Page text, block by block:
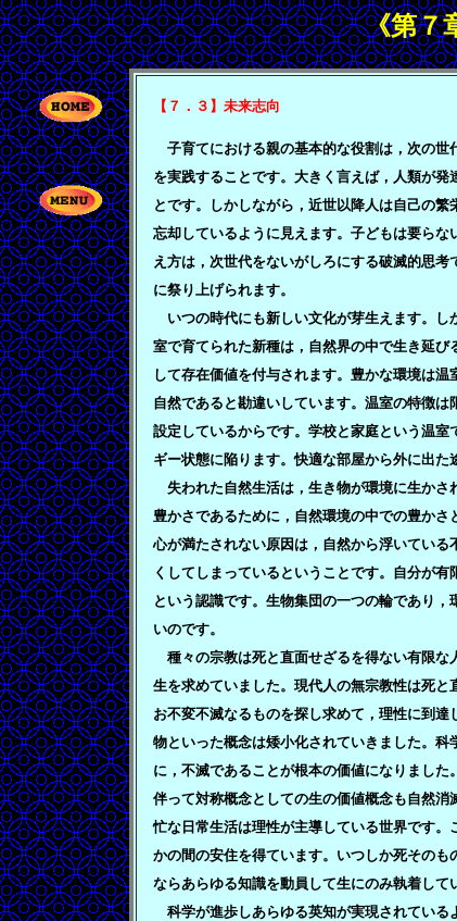
《第７
【７．３】未来志向
子育てにおける親の基本的な役割は，次の世
を実践することです。大きく言えば，人類が
とです。しかしながら，近世以降人は自己の
忘却しているように見えます。子どもは要ら
え方は，次世代をないがしろにする破滅的思
に祭り上げられます。
いつの時代にも新しい文化が芽生えます。し
室で育てられた新種は，自然界の中で生き延
して存在価値を付与されます。豊かな環境は
自然であると勘違いしています。温室の特徴
設定しているからです。学校と家庭という温
ギー状態に陥ります。快適な部屋から外に出た
失われた自然生活は，生き物が環境に生かさ
豊かさであるために，自然環境の中での豊か
心が満たされない原因は，自然から浮いてい
くしてしまっているということです。自分が
という認識です。生物集団の一つの輪であり
いのです。
種々の宗教は死と直面せざるを得ない有限な
生を求めていました。現代人の無宗教性は死
お不変不滅なるものを探し求めて，理性に到
物といった概念は矮小化されていきました。
に，不滅であることが根本の価値になりまし
伴って対称概念としての生の価値概念も自然
忙な日常生活は理性が主導している世界です
かの間の安住を得ています。いつしか死その
ならあらゆる知識を動員して生にのみ執着して
科学が進歩しあらゆる英知が実現されている